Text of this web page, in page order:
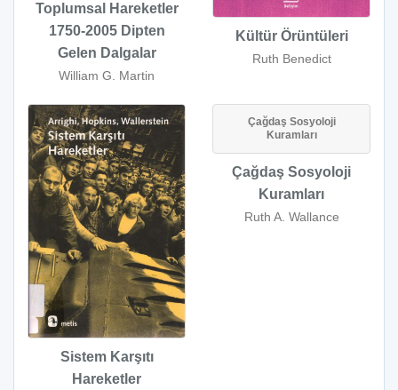
Toplumsal Hareketler
1750-2005 Dipten
Gelen Dalgalar
William G. Martin
Kültür Örüntüleri
Ruth Benedict
Sistem Karşıtı
Hareketler
Çağdaş Sosyoloji
Kuramları
Çağdaş Sosyoloji
Kuramları
Ruth A. Wallance